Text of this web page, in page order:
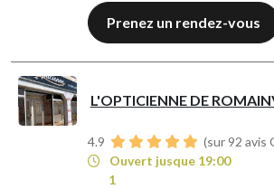
Prenez un rendez-vous
L'OPTICIENNE DE
4.9
(sur 92 avis
Ouvert jusque 19:00
1